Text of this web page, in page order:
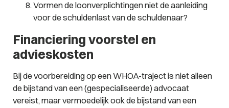
Vormen de loonverplichtingen niet de aanleiding
voor de schuldenlast van de schuldenaar?
Financiering voorstel en
advieskosten
Bij de voorbereiding op een WHOA-traject is niet alleen
de bijstand van een (gespecialiseerde) advocaat
vereist, maar vermoedelijk ook de bijstand van een